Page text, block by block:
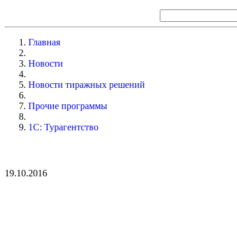
Главная
Новости
Новости тиражных решений
Прочие программы
1С: Турагентство
19.10.2016